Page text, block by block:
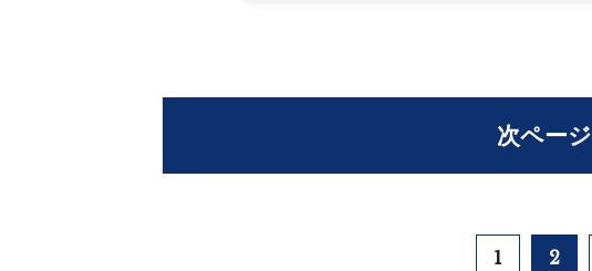
次ページ
1 2